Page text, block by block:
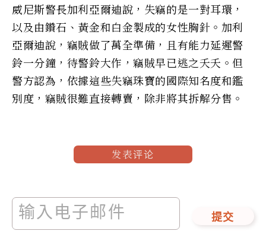
威尼斯警長加利亞爾迪說，失竊的是一對耳環，
以及由鑽石、黃金和白金製成的女性胸針。加利
亞爾迪說，竊賊做了萬全準備，且有能力延遲警
鈴一分鐘，待警鈴大作，竊賊早已逃之夭夭。但
警方認為，依據這些失竊珠寶的國際知名度和鑑
別度，竊賊很難直接轉賣，除非將其拆解分售。
发表评论
提交